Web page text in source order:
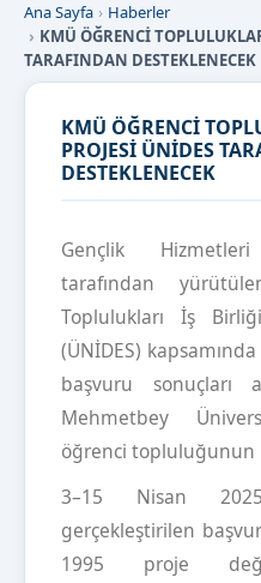
Ana Sayfa
Haberler
KMÜ ÖĞRENCİ
TARAFINDAN DESTEKLENECEK
KMÜ ÖĞRENCİ
PROJESİ ÜNİDES
DESTEKLENECEK
Gençlik
tarafından
Toplulukları İş
(ÜNİDES)
başvuru sonuçları
Mehmetbey
öğrenci topluluğunun
3–15 Nisan
gerçekleştirilen
1995 proje